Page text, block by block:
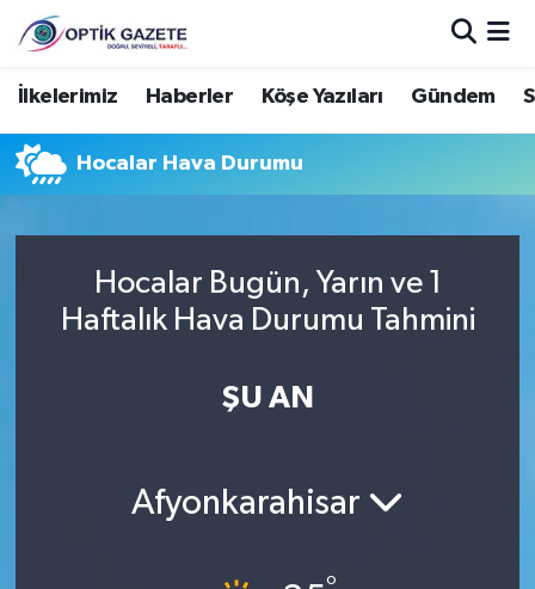
İlkelerimiz Haberler Köşe Yazıları Gündem
Hocalar Hava Durumu
Hocalar Bugün, Yarın ve 1
Haftalık Hava Durumu Tahmini
ŞU AN
Afyonkarahisar
Nöbetçi Eczaneler
Hava Durumu
Trafik Durumu
Süper Lig Puan Durumu ve Fikstür
Haber Arşivi